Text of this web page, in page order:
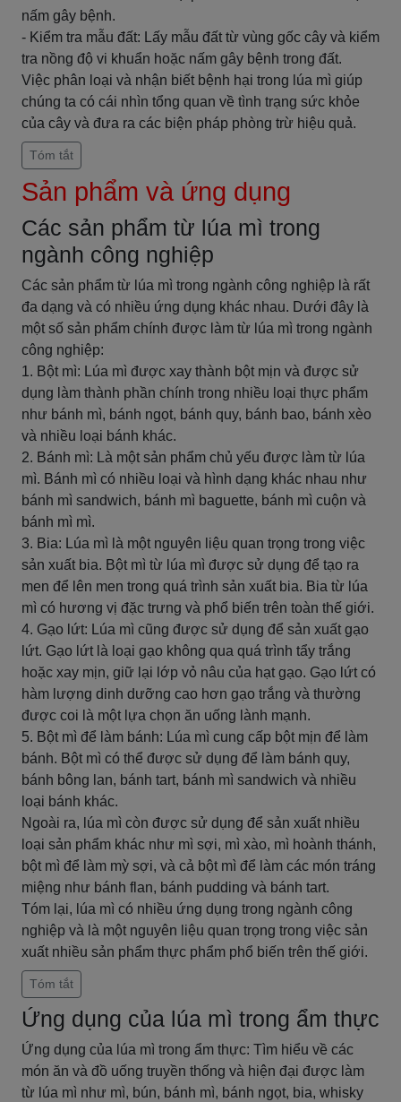
nấm gây bệnh.
- Kiểm tra mẫu đất: Lấy mẫu đất từ vùng gốc cây và kiểm
tra nồng độ vi khuẩn hoặc nấm gây bệnh trong đất.
Việc phân loại và nhận biết bệnh hại trong lúa mì giúp
chúng ta có cái nhìn tổng quan về tình trạng sức khỏe
của cây và đưa ra các biện pháp phòng trừ hiệu quả.
Tóm tắt
Sản phẩm và ứng dụng
Các sản phẩm từ lúa mì trong
ngành công nghiệp
Các sản phẩm từ lúa mì trong ngành công nghiệp là rất
đa dạng và có nhiều ứng dụng khác nhau. Dưới đây là
một số sản phẩm chính được làm từ lúa mì trong ngành
công nghiệp:
1. Bột mì: Lúa mì được xay thành bột mịn và được sử
dụng làm thành phần chính trong nhiều loại thực phẩm
như bánh mì, bánh ngọt, bánh quy, bánh bao, bánh xèo
và nhiều loại bánh khác.
2. Bánh mì: Là một sản phẩm chủ yếu được làm từ lúa
mì. Bánh mì có nhiều loại và hình dạng khác nhau như
bánh mì sandwich, bánh mì baguette, bánh mì cuộn và
bánh mì mì.
3. Bia: Lúa mì là một nguyên liệu quan trọng trong việc
sản xuất bia. Bột mì từ lúa mì được sử dụng để tạo ra
men để lên men trong quá trình sản xuất bia. Bia từ lúa
mì có hương vị đặc trưng và phổ biến trên toàn thế giới.
4. Gạo lứt: Lúa mì cũng được sử dụng để sản xuất gạo
lứt. Gạo lứt là loại gạo không qua quá trình tẩy trắng
hoặc xay mịn, giữ lại lớp vỏ nâu của hạt gạo. Gạo lứt có
hàm lượng dinh dưỡng cao hơn gạo trắng và thường
được coi là một lựa chọn ăn uống lành mạnh.
5. Bột mì để làm bánh: Lúa mì cung cấp bột mịn để làm
bánh. Bột mì có thể được sử dụng để làm bánh quy,
bánh bông lan, bánh tart, bánh mì sandwich và nhiều
loại bánh khác.
Ngoài ra, lúa mì còn được sử dụng để sản xuất nhiều
loại sản phẩm khác như mì sợi, mì xào, mì hoành thánh,
bột mì để làm mỳ sợi, và cả bột mì để làm các món tráng
miệng như bánh flan, bánh pudding và bánh tart.
Tóm lại, lúa mì có nhiều ứng dụng trong ngành công
nghiệp và là một nguyên liệu quan trọng trong việc sản
xuất nhiều sản phẩm thực phẩm phổ biến trên thế giới.
Tóm tắt
Ứng dụng của lúa mì trong ẩm thực
Ứng dụng của lúa mì trong ẩm thực: Tìm hiểu về các
món ăn và đồ uống truyền thống và hiện đại được làm
từ lúa mì như mì, bún, bánh mì, bánh ngọt, bia, whisky